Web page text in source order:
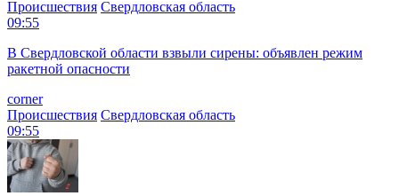
Происшествия Свердловская область
09:55
В Свердловской области взвыли сирены: объявлен режим
ракетной опасности
corner
Происшествия Свердловская область
09:55